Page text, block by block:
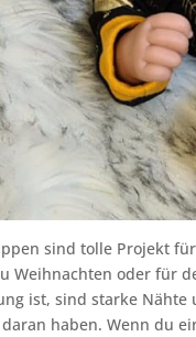
sind tolle Projekt
Weihnachten oder für
ist, sind starke
haben. Wenn du